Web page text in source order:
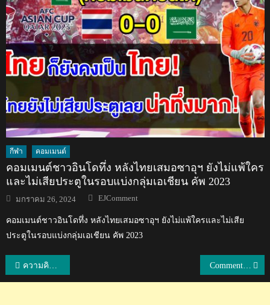
กีฬา คอมเมนต์
คอมเมนต์ชาวอินโดทึ่ง หลังไทยเสมอซาอุฯ ยังไม่แพ้ใคร
และไม่เสียประตูในรอบแบ่งกลุ่มเอเชียน คัพ 2023
Posted
on
มกราคม 26, 2024 Author
EJComment
คอมเมนต์ชาวอินโดทึ่ง หลังไทยเสมอซาอุฯ ยังไม่แพ้ใครและไม่เสีย
ประตูในรอบแบ่งกลุ่มเอเชียน คัพ 2023
แนะแนว
ความคิดเห็นชาวเอเชียหลังทีมชาติไทยแพ้ทีมชาติอุรุกวัย 0-4 ศึกไชน่า คัพ 2019 Comment ชาวเวียดนามและเอเชียหลังเวียดนามชนะไทย 4-0 ศึก AFC U23